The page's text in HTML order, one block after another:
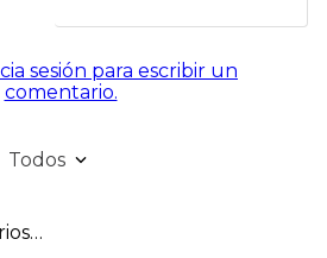
sesión para escribir un
comentario.
Todos